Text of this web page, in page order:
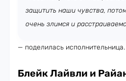
защитить наши чувства,
очень злимся и
— поделилась исполнительница.
Блейк Лайвли и